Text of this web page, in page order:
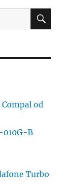
od
010G-B
Turbo